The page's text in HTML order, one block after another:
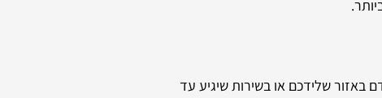
באזור שלידכם או בשירות שיגיע עד